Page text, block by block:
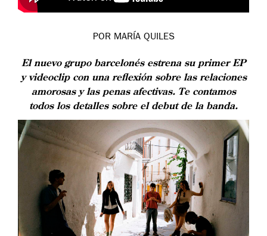
POR MARÍA QUILES
El nuevo grupo barcelonés estrena su primer EP
y videoclip con una reflexión sobre las relaciones
amorosas y las penas afectivas. Te contamos
todos los detalles sobre el debut de la banda.